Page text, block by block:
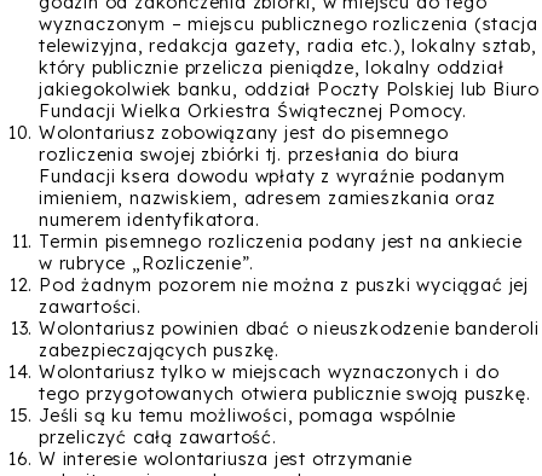
wyznaczonym – miejscu publicznego rozliczenia (stacja
telewizyjna, redakcja gazety, radia etc.), lokalny sztab,
który publicznie przelicza pieniądze, lokalny oddział
jakiegokolwiek banku, oddział Poczty Polskiej lub Biuro
Fundacji Wielka Orkiestra Świątecznej Pomocy.
Wolontariusz zobowiązany jest do pisemnego
rozliczenia swojej zbiórki tj. przesłania do biura
Fundacji ksera dowodu wpłaty z wyraźnie podanym
imieniem, nazwiskiem, adresem zamieszkania oraz
numerem identyfikatora.
Termin pisemnego rozliczenia podany jest na ankiecie
w rubryce „Rozliczenie”.
Pod żadnym pozorem nie można z puszki wyciągać jej
zawartości.
Wolontariusz powinien dbać o nieuszkodzenie banderoli
zabezpieczających puszkę.
Wolontariusz tylko w miejscach wyznaczonych i do
tego przygotowanych otwiera publicznie swoją puszkę.
Jeśli są ku temu możliwości, pomaga wspólnie
przeliczyć całą zawartość.
W interesie wolontariusza jest otrzymanie